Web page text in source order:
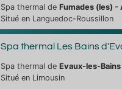
Spa thermal de Fumades (les) -
Situé en Languedoc-Roussillon
Spa thermal Les Bains
Spa thermal de Evaux-les-Bains
Situé en Limousin